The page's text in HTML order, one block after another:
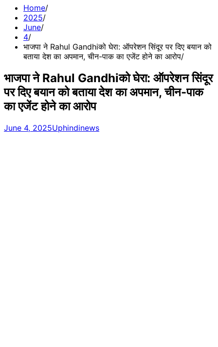
Home
2025
June
4
भाजपा ने Rahul Gandhiको घेरा: ऑपरेशन सिंदूर पर दिए बयान को
बताया देश का अपमान, चीन-पाक का एजेंट होने का आरोप
भाजपा ने Rahul Gandhiको घेरा: ऑपरेशन सिंदूर
पर दिए बयान को बताया देश का अपमान, चीन-पाक
का एजेंट होने का आरोप
June 4, 2025Uphindinews